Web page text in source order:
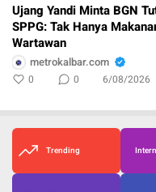
Ujang Yandi Minta BGN
SPPG: Tak Hanya
Wartawan
metrokalbar.com
0 0 6/08/2026
Trending